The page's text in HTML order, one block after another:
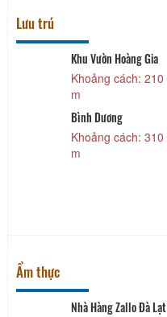
Lưu trú
Khu Vườn Hoàng Gia
Khoảng cách: 210
m
Bình Dương
Khoảng cách: 310
m
Ẩm thực
Nhà Hàng Zallo Đà Lạt